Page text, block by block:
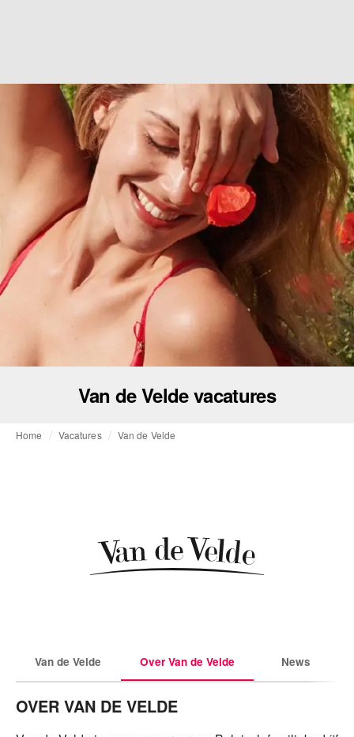
Van de Velde vacatures
Home Vacatures Van de Velde
Van de Velde Over Van de Velde News
OVER VAN DE VELDE